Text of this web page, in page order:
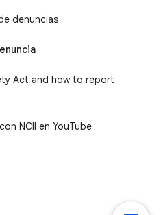
denuncias
Act and how to report
NCII en YouTube